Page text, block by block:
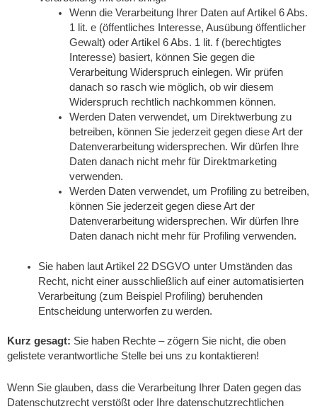
Wenn die Verarbeitung Ihrer Daten auf Artikel 6 Abs.
1 lit. e (öffentliches Interesse, Ausübung öffentlicher
Gewalt) oder Artikel 6 Abs. 1 lit. f (berechtigtes
Interesse) basiert, können Sie gegen die
Verarbeitung Widerspruch einlegen. Wir prüfen
danach so rasch wie möglich, ob wir diesem
Widerspruch rechtlich nachkommen können.
Werden Daten verwendet, um Direktwerbung zu
betreiben, können Sie jederzeit gegen diese Art der
Datenverarbeitung widersprechen. Wir dürfen Ihre
Daten danach nicht mehr für Direktmarketing
verwenden.
Werden Daten verwendet, um Profiling zu betreiben,
können Sie jederzeit gegen diese Art der
Datenverarbeitung widersprechen. Wir dürfen Ihre
Daten danach nicht mehr für Profiling verwenden.
Sie haben laut Artikel 22 DSGVO unter Umständen das
Recht, nicht einer ausschließlich auf einer automatisierten
Verarbeitung (zum Beispiel Profiling) beruhenden
Entscheidung unterworfen zu werden.
Kurz gesagt: Sie haben Rechte – zögern Sie nicht, die oben
gelistete verantwortliche Stelle bei uns zu kontaktieren!
Wenn Sie glauben, dass die Verarbeitung Ihrer Daten gegen das
Datenschutzrecht verstößt oder Ihre datenschutzrechtlichen